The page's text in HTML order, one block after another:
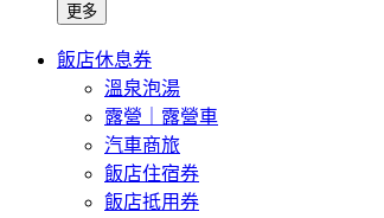
更多
飯店休息券
溫泉泡湯
露營｜露營車
汽車商旅
飯店住宿券
飯店抵用券